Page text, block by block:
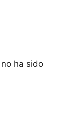
ha sido